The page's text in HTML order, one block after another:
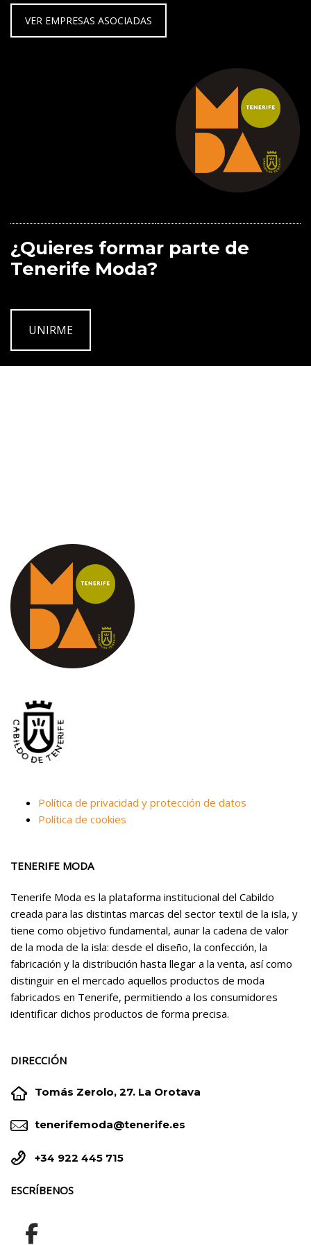
VER EMPRESAS ASOCIADAS
¿Quieres formar parte de
Tenerife Moda?
UNIRME
Política de privacidad y protección de datos
Política de cookies
TENERIFE MODA
Tenerife Moda es la plataforma institucional del Cabildo
creada para las distintas marcas del sector textil de la isla, y
tiene como objetivo fundamental, aunar la cadena de valor
de la moda de la isla: desde el diseño, la confección, la
fabricación y la distribución hasta llegar a la venta, así como
distinguir en el mercado aquellos productos de moda
fabricados en Tenerife, permitiendo a los consumidores
identificar dichos productos de forma precisa.
DIRECCIÓN

 Tomás Zerolo, 27. La Orotava

 tenerifemoda@tenerife.es

 +34 922 445 715
ESCRÍBENOS